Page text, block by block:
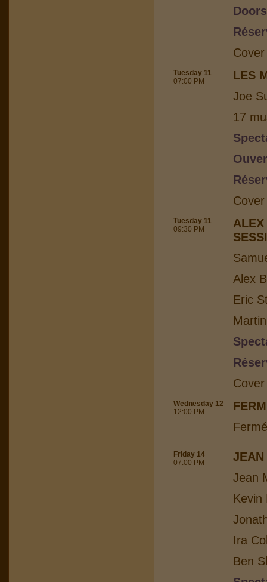
Tuesday 11
07:00 PM
LES
Joe
17
Tuesday 11
09:30 PM
Alex
Eric
Wednesday 12
12:00 PM
Friday 14
07:00 PM
JEAN
Jean
Kevin
Ira
Ben